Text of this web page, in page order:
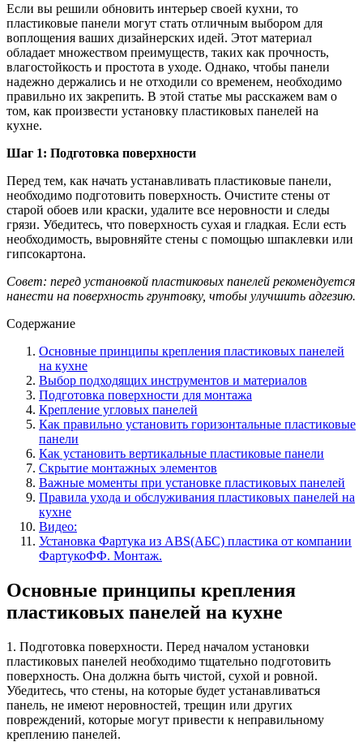
Если вы решили обновить интерьер своей кухни, то
пластиковые панели могут стать отличным выбором для
воплощения ваших дизайнерских идей. Этот материал
обладает множеством преимуществ, таких как прочность,
влагостойкость и простота в уходе. Однако, чтобы панели
надежно держались и не отходили со временем, необходимо
правильно их закрепить. В этой статье мы расскажем вам о
том, как произвести установку пластиковых панелей на
кухне.
Шаг 1: Подготовка поверхности
Перед тем, как начать устанавливать пластиковые панели,
необходимо подготовить поверхность. Очистите стены от
старой обоев или краски, удалите все неровности и следы
грязи. Убедитесь, что поверхность сухая и гладкая. Если есть
необходимость, выровняйте стены с помощью шпаклевки или
гипсокартона.
Совет: перед установкой пластиковых панелей рекомендуется
нанести на поверхность грунтовку, чтобы улучшить адгезию.
Содержание
Основные принципы крепления пластиковых панелей
на кухне
Выбор подходящих инструментов и материалов
Подготовка поверхности для монтажа
Крепление угловых панелей
Как правильно установить горизонтальные пластиковые
панели
Как установить вертикальные пластиковые панели
Скрытие монтажных элементов
Важные моменты при установке пластиковых панелей
Правила ухода и обслуживания пластиковых панелей на
кухне
Видео:
Установка Фартука из ABS(АБС) пластика от компании
ФартукоФФ. Монтаж.
Основные принципы крепления
пластиковых панелей на кухне
1. Подготовка поверхности. Перед началом установки
пластиковых панелей необходимо тщательно подготовить
поверхность. Она должна быть чистой, сухой и ровной.
Убедитесь, что стены, на которые будет устанавливаться
панель, не имеют неровностей, трещин или других
повреждений, которые могут привести к неправильному
креплению панелей.